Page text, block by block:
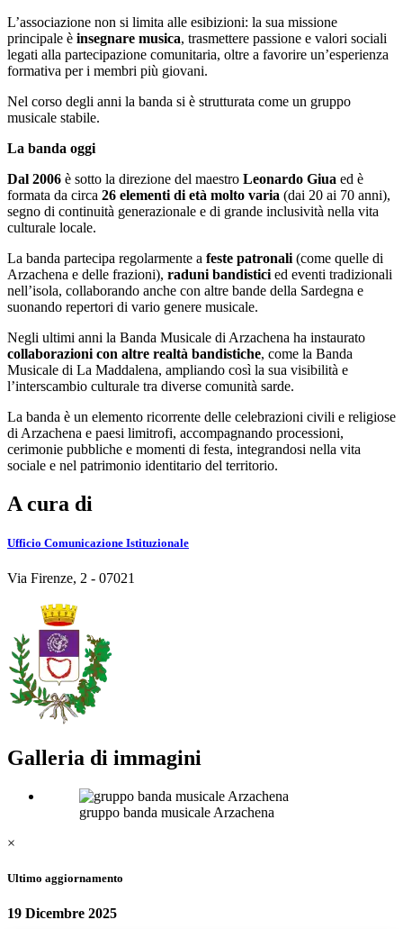
L’associazione non si limita alle esibizioni: la sua missione
principale è insegnare musica, trasmettere passione e valori sociali
legati alla partecipazione comunitaria, oltre a favorire un’esperienza
formativa per i membri più giovani.
Nel corso degli anni la banda si è strutturata come un gruppo
musicale stabile.
La banda oggi
Dal 2006 è sotto la direzione del maestro Leonardo Giua ed è
formata da circa 26 elementi di età molto varia (dai 20 ai 70 anni),
segno di continuità generazionale e di grande inclusività nella vita
culturale locale.
La banda partecipa regolarmente a feste patronali (come quelle di
Arzachena e delle frazioni), raduni bandistici ed eventi tradizionali
nell’isola, collaborando anche con altre bande della Sardegna e
suonando repertori di vario genere musicale.
Negli ultimi anni la Banda Musicale di Arzachena ha instaurato
collaborazioni con altre realtà bandistiche, come la Banda
Musicale di La Maddalena, ampliando così la sua visibilità e
l’interscambio culturale tra diverse comunità sarde.
La banda è un elemento ricorrente delle celebrazioni civili e religiose
di Arzachena e paesi limitrofi, accompagnando processioni,
cerimonie pubbliche e momenti di festa, integrandosi nella vita
sociale e nel patrimonio identitario del territorio.
A cura di
Ufficio Comunicazione Istituzionale
Via Firenze, 2 - 07021
Galleria di immagini
gruppo banda musicale Arzachena
×
Ultimo aggiornamento
19 Dicembre 2025